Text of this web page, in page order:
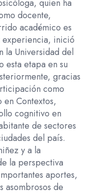
quien ha
docente,
académico es
experiencia, inició
la Universidad del
esta etapa en su
gracias
como
Contextos,
cognitivo en
de sectores
del país.
y a la
la perspectiva
aportes,
asombrosos de